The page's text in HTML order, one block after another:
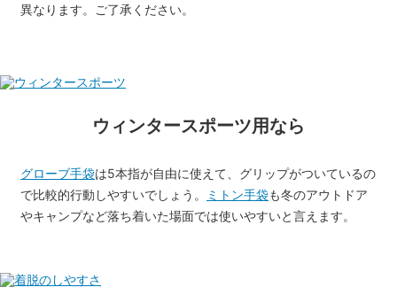
異なります。ご了承ください。
ウィンタースポーツ用なら
グローブ手袋は5本指が自由に使えて、グリップがついているの
で比較的行動しやすいでしょう。
ミトン手袋も冬のアウトドア
やキャンプなど落ち着いた場面では使いやすいと言えます。